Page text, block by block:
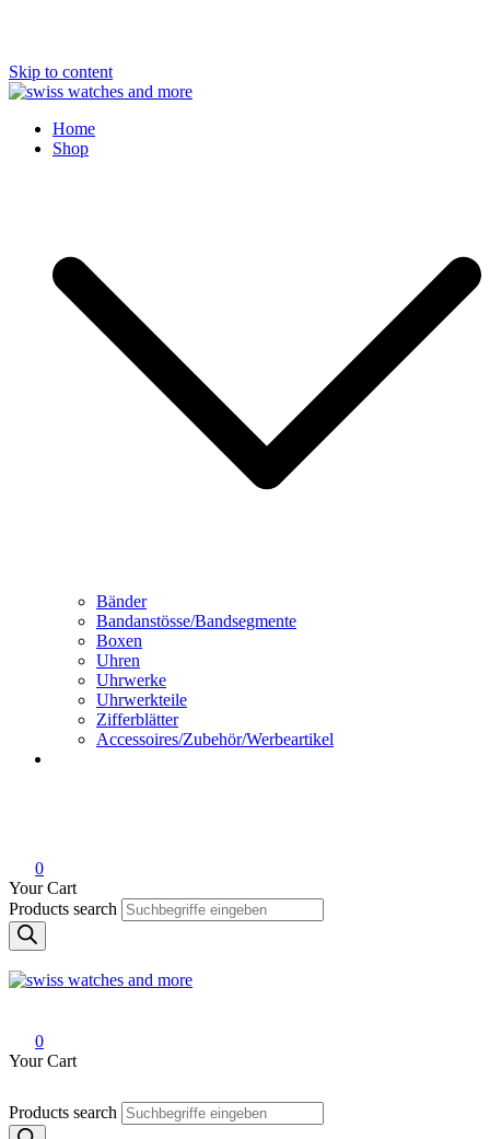
Skip to content
Swiss Watches and More
Home
Shop
Bänder
Bandanstösse/Bandsegmente
Boxen
Uhren
Uhrwerke
Uhrwerkteile
Zifferblätter
Accessoires/Zubehör/Werbeartikel
0
Your Cart
Products search
0
Your Cart
Products search